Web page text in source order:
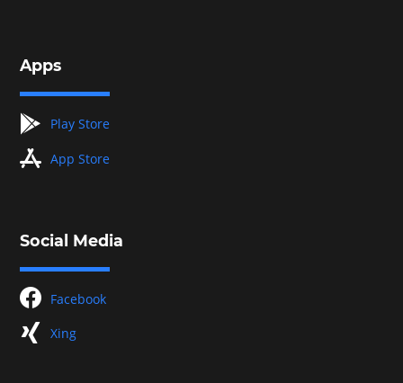
Apps
googleplay Play Store
appstore App Store
Social Media
facebook Facebook
xing Xing